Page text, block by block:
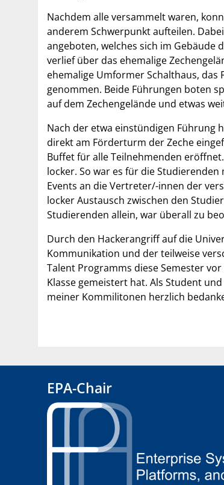
Nachdem alle versammelt waren,
anderem Schwerpunkt aufteilen.
angeboten, welches sich im Gebäude
verlief über das ehemalige
ehemalige Umformer Schalthaus,
genommen. Beide Führungen boten
auf dem Zechengelände und etwas
Nach der etwa einstündigen Führung
direkt am Förderturm der Zeche
Buffet für alle Teilnehmenden
locker. So war es für die
Events an die Vertreter/-innen der
locker Austausch zwischen den
Studierenden allein, war überall zu
Durch den Hackerangriff auf die
Kommunikation und der teilweise
Talent Programms diese Semester
Klasse gemeistert hat. Als Student
meiner Kommilitonen herzlich
EPA-Chair